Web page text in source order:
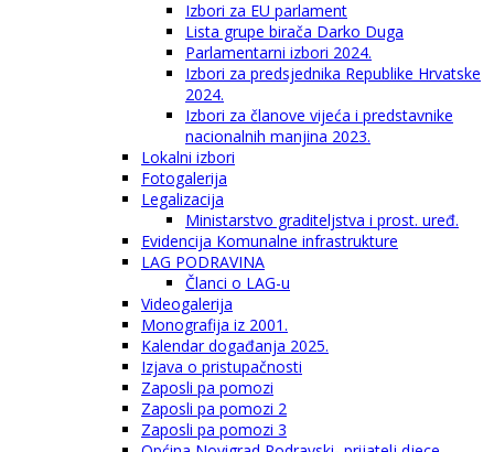
Izbori za EU parlament
Lista grupe birača Darko Duga
Parlamentarni izbori 2024.
Izbori za predsjednika Republike Hrvatske
2024.
Izbori za članove vijeća i predstavnike
nacionalnih manjina 2023.
Lokalni izbori
Fotogalerija
Legalizacija
Ministarstvo graditeljstva i prost. uređ.
Evidencija Komunalne infrastrukture
LAG PODRAVINA
Članci o LAG-u
Videogalerija
Monografija iz 2001.
Kalendar događanja 2025.
Izjava o pristupačnosti
Zaposli pa pomozi
Zaposli pa pomozi 2
Zaposli pa pomozi 3